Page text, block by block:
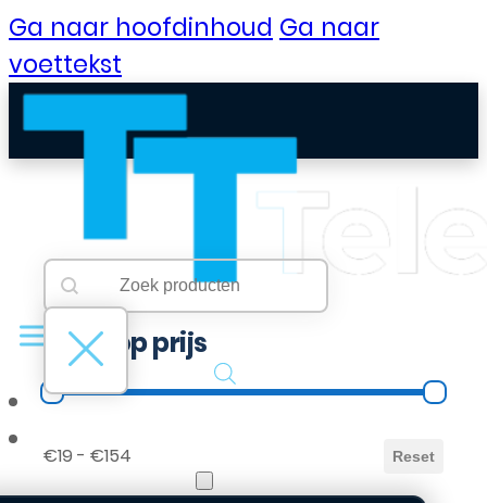
Ga naar hoofdinhoud Ga naar
voettekst
B2B Portaal
Searchbar
Search content
Filter op prijs
Filter op prijs
€19 - €154 Reset